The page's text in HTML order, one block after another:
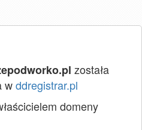
została
wddregistrar.pl
domeny